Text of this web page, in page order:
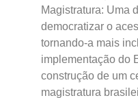
Magistratura: Uma
democratizar o
tornando-a mais
implementação do
construção de um
magistratura